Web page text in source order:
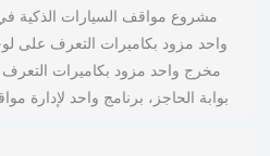
مشروع مواقف السيارات الذكية
واحد مزود بكاميرات التعرف على
مخرج واحد مزود بكاميرات
بوابة الحاجز، برنامج واحد لإدارة